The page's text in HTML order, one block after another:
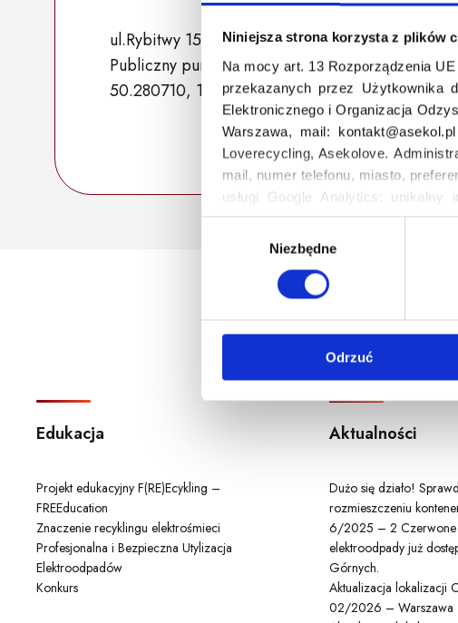
Niniejsza strona korzysta z plików
Na mocy art. 13 Rozporządzenia
przekazanych przez Użytkownika
Elektronicznego i Organizacja
Warszawa, mail:
Loverecycling, Asekolove.
mail, numer telefonu, miasto,
usługi Google Analytics:
godzina korzystania z serwisu,
d
Niezbędne
Odrzuć
ul.Rybitwy 15, 44-122 Gliwice, Polska
Publiczny punkt zbiórki
50.280710, 18.657338
Edukacja
Projekt edukacyjny F(RE)Ecykling –
FREEducation
Znaczenie recyklingu elektrośmieci
Profesjonalna i Bezpieczna Utylizacja
Elektroodpadów
Konkurs
Aktualności
Dużo się działo!
rozmieszczeniu
6/2025 – 2 Czerwone
elektroodpady już
Górnych.
Aktualizacja lokalizacji
02/2026 – Warszawa